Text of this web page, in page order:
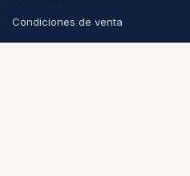
Condiciones de venta